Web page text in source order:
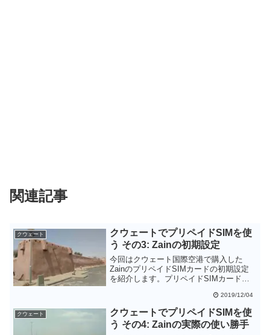
関連記事
クウェート
クウェートでプリペイドSIMを使
う その3: Zainの初期設定
今回はクウェート国際空港で購入した
ZainのプリペイドSIMカードの初期設定
を紹介します。プリペイドSIMカードの
タ通信ができるインターネットパッケー
ジを購入できるのでモバイルインターネ
ットに追加出費は必要ありません。購入
したらすぐにインターネットパッケージ
2019/12/04
クウェート
クウェートでプリペイドSIMを使
う その4: Zainの実際の使い勝手